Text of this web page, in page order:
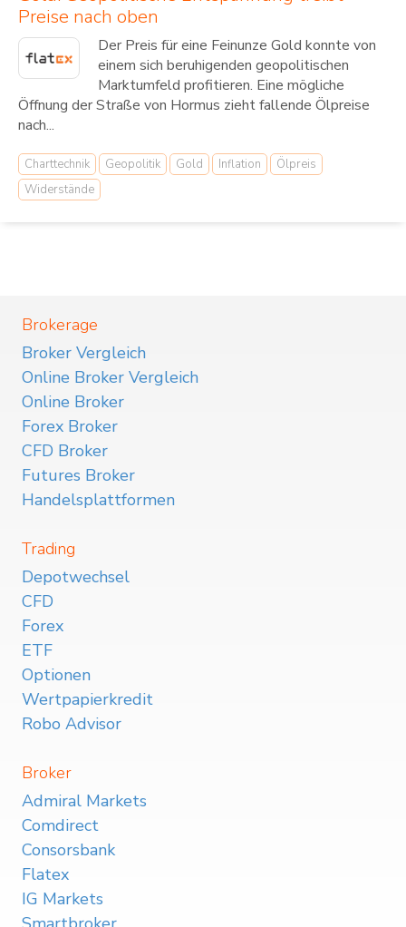
Preise nach oben
Der Preis für eine Feinunze Gold konnte von
einem sich beruhigenden geopolitischen
Marktumfeld profitieren. Eine mögliche
Öffnung der Straße von Hormus zieht fallende Ölpreise
nach...
Charttechnik Geopolitik Gold Inflation
Ölpreis
Widerstände
Brokerage
Broker Vergleich
Online Broker Vergleich
Online Broker
Forex Broker
CFD Broker
Futures Broker
Handelsplattformen
Trading
Depotwechsel
CFD
Forex
ETF
Optionen
Wertpapierkredit
Robo Advisor
Broker
Admiral Markets
Comdirect
Consorsbank
Flatex
IG Markets